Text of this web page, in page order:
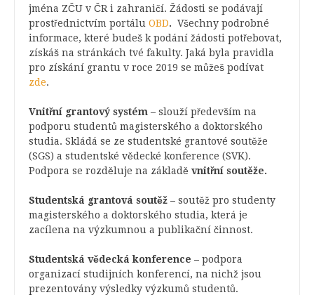
jména ZČU v ČR i zahraničí. Žádosti se podávají
prostřednictvím portálu OBD. Všechny podrobné
informace, které budeš k podání žádosti potřebovat,
získáš na stránkách tvé fakulty. Jaká byla pravidla
pro získání grantu v roce 2019 se můžeš podívat
zde.
Vnitřní grantový systém – slouží především na
podporu studentů magisterského a doktorského
studia. Skládá se ze studentské grantové soutěže
(SGS) a studentské vědecké konference (SVK).
Podpora se rozděluje na základě vnitřní soutěže.
Studentská grantová soutěž – soutěž pro studenty
magisterského a doktorského studia, která je
zacílena na výzkumnou a publikační činnost.
Studentská vědecká konference – podpora
organizací studijních konferencí, na nichž jsou
prezentovány výsledky výzkumů studentů.